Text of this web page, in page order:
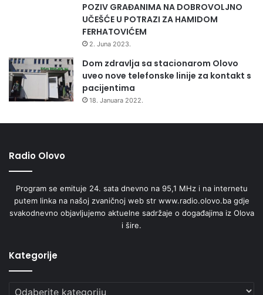
POZIV GRAĐANIMA NA DOBROVOLJNO
UČEŠĆE U POTRAZI ZA HAMIDOM
FERHATOVIĆEM
2. Juna 2023.
Dom zdravlja sa stacionarom Olovo
uveo nove telefonske linije za kontakt s
pacijentima
18. Januara 2022.
Radio Olovo
Program se emituje 24. sata dnevno na 95,1 MHz i na internetu
putem linka na našoj zvaničnoj web str www.radio.olovo.ba gdje
svakodnevno objavljujemo aktuelne sadržaje o događajima iz Olova
i šire.
Kategorije
Kategorije